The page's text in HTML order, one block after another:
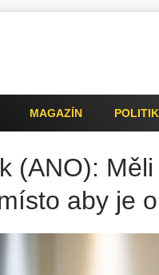
MAGAZÍN
(ANO):
aby je